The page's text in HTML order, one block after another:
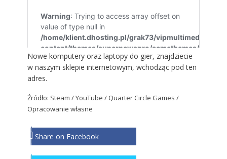
Nowe komputery oraz laptopy do gier, znajdziecie
w naszym sklepie internetowym, wchodząc pod ten
adres.
Źródło: Steam / YouTube / Quarter Circle Games /
Opracowanie własne
Share on Facebook